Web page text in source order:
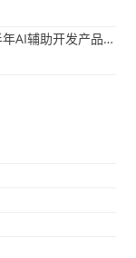
deepin社区2026上半年AI辅助开发产品大盘点：社区创造力大爆发！